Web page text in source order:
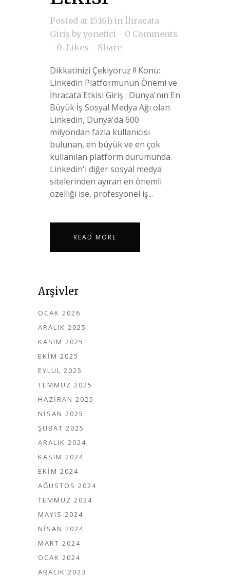
Posted at 15:16h in İhracata
Giriş by yonetici
0 Comments
0 Likes Share
Dikkatinizi Çekiyoruz !! Konu:
Linkedin Platformunun Önemi ve
İhracata Etkisi Giriş : Dünya'nın En
Büyük İş Sosyal Medya Ağı olan
Linkedin, Dünya'da 600
milyondan fazla kullanıcısı
bulunan, en büyük ve en çok
kullanılan platform durumunda.
Linkedin'i diğer sosyal medya
sitelerinden ayıran en önemli
özelliği ise, profesyonel iş...
READ MORE
Arşivler
OCAK 2026
ARALIK 2025
KASIM 2025
EKIM 2025
EYLÜL 2025
TEMMUZ 2025
HAZIRAN 2025
NISAN 2025
ŞUBAT 2025
ARALIK 2024
KASIM 2024
EKIM 2024
AĞUSTOS 2024
TEMMUZ 2024
MAYIS 2024
NISAN 2024
MART 2024
OCAK 2024
ARALIK 2023